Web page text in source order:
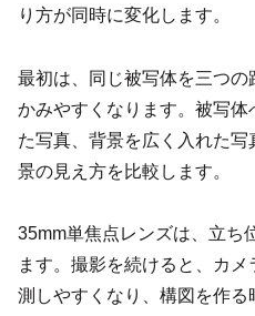
り方が同時に変化します。
最初は、同じ被写体を三つ
かみやすくなります。被写
た写真、背景を広く入れた
景の見え方を比較します。
35mm単焦点レンズは、立ち
ます。撮影を続けると、カ
測しやすくなり、構図を作る